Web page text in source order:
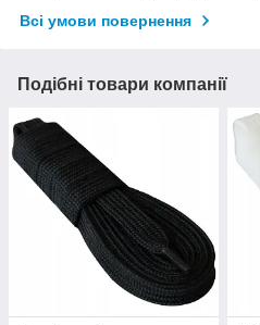
Всі умови повернення
Подібні товари компанії